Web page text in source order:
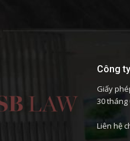
Công
Giấy
30 tháng
Liên hệ